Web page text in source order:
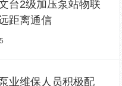
台2级加压泵站物联
距离通信
业维保人员积极配